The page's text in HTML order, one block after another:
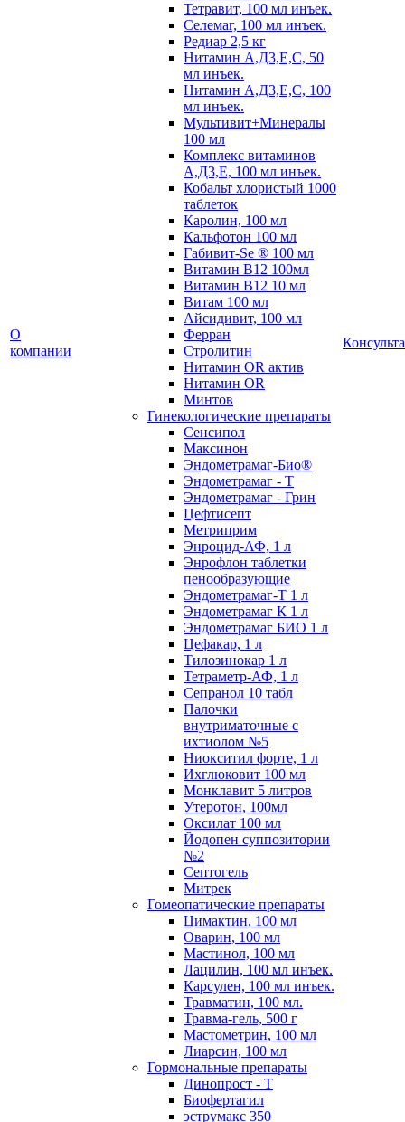
О
компании
Тетравит, 100 мл инъек.
Селемаг, 100 мл инъек.
Редиар 2,5 кг
Нитамин А,Д3,Е,С, 50
мл инъек.
Нитамин А,Д3,Е,С, 100
мл инъек.
Мультивит+Минералы
100 мл
Комплекс витаминов
А,Д3,Е, 100 мл инъек.
Кобальт хлористый 1000
таблеток
Каролин, 100 мл
Кальфотон 100 мл
Габивит-Se ® 100 мл
Витамин В12 100мл
Витамин В12 10 мл
Витам 100 мл
Айсидивит, 100 мл
Ферран
Стролитин
Нитамин OR актив
Нитамин OR
Минтов
Гинекологические препараты
Сенсипол
Максинон
Эндометрамаг-Био®
Эндометрамаг - Т
Эндометрамаг - Грин
Цефтисепт
Метриприм
Энроцид-АФ, 1 л
Энрофлон таблетки
пенообразующие
Эндометрамаг-Т 1 л
Эндометрамаг К 1 л
Эндометрамаг БИО 1 л
Цефакар, 1 л
Тилозинокар 1 л
Тетраметр-АФ, 1 л
Сепранол 10 табл
Палочки
внутриматочные с
ихтиолом №5
Ниокситил форте, 1 л
Ихглюковит 100 мл
Монклавит 5 литров
Утеротон, 100мл
Оксилат 100 мл
Йодопен суппозитории
№2
Септогель
Митрек
Гомеопатические препараты
Цимактин, 100 мл
Оварин, 100 мл
Мастинол, 100 мл
Лацилин, 100 мл инъек.
Карсулен, 100 мл инъек.
Травматин, 100 мл.
Травма-гель, 500 г
Мастометрин, 100 мл
Лиарсин, 100 мл
Гормональные препараты
Динопрост - Т
Биофертагил
эструмакс 350